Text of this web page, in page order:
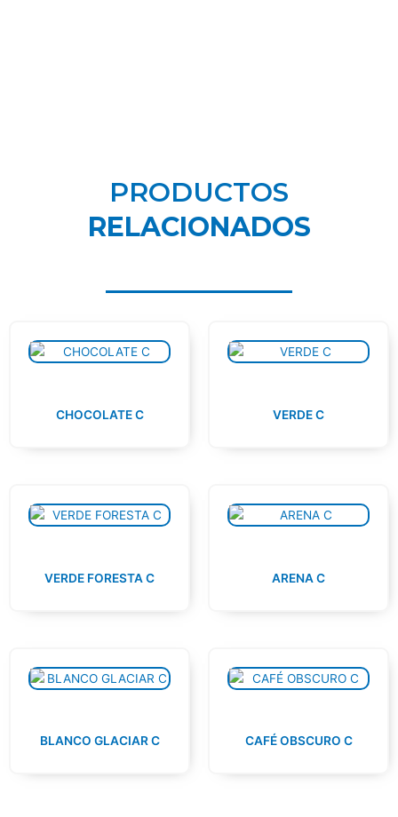
PRODUCTOS
RELACIONADOS
CHOCOLATE C VERDE C
VERDE FORESTA C ARENA C
BLANCO GLACIAR C CAFÉ OBSCURO C